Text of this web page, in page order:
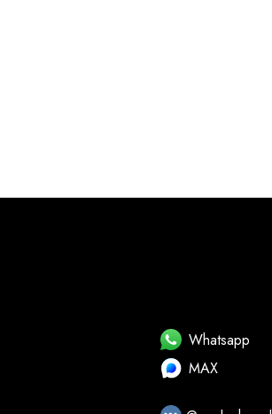
Whatsapp
MAX